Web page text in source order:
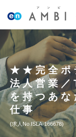
★★完全ポ
法人営業
を持つあ
仕事
求人No.ISLA-166678